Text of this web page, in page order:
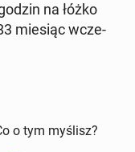
na łóżko
miesiąc wcze­
o tym myślisz?